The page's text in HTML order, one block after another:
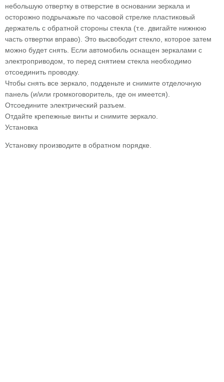
небольшую отвертку в отверстие в основании зеркала и
осторожно подрычажьте по часовой стрелке пластиковый
держатель с обратной стороны стекла (т.е. двигайте нижнюю
часть отвертки вправо). Это высвободит стекло, которое затем
можно будет снять. Если автомобиль оснащен зеркалами с
электроприводом, то перед снятием стекла необходимо
отсоединить проводку.
Чтобы снять все зеркало, подденьте и снимите отделочную
панель (и/или громкоговоритель, где он имеется).
Отсоедините электрический разъем.
Отдайте крепежные винты и снимите зеркало.
Установка
Установку производите в обратном порядке.